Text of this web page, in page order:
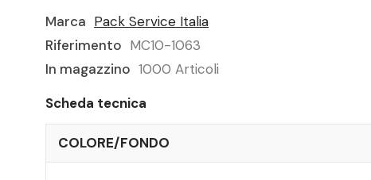
Marca Pack Service Italia
Riferimento MC10-1063
In magazzino 1000 Articoli
Scheda tecnica
COLORE/FONDO